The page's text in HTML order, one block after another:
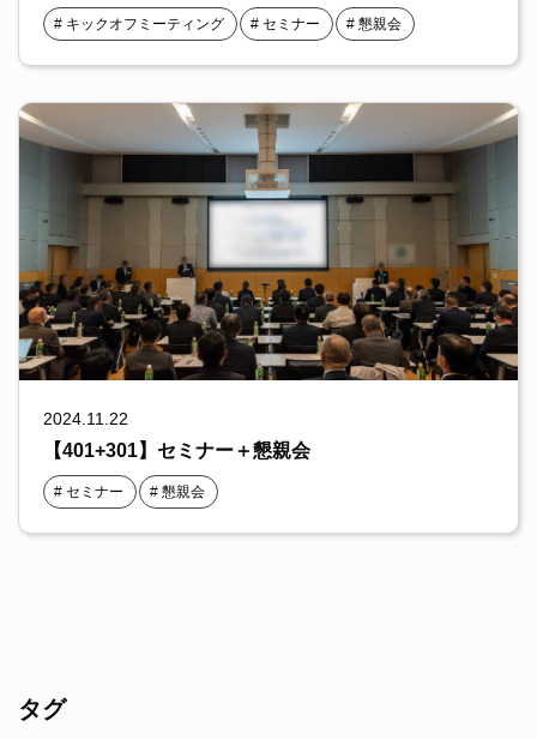
食事・サービス
資料ダウンロード
よくあるご質問
キックオフミーティング セミナー 懇親会
2024.11.22
【401+301】セミナー＋懇親会
セミナー 懇親会
タグ